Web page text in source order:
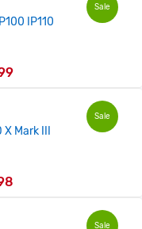
Sale
IP110
Sale
X Mark III
Sale